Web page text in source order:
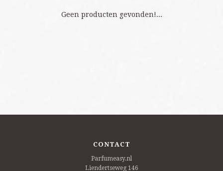
Geen producten gevonden!...
CONTACT
Parfumeasy.nl
Liendertseweg 146